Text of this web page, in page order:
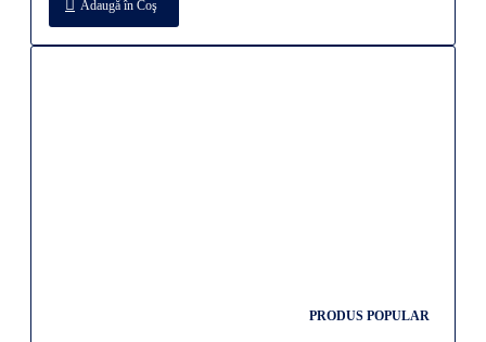
Adaugă în Coş
PRODUS POPULAR